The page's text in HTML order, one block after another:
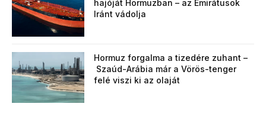
hajóját Hormuzban – az Emirátusok
Iránt vádolja
Hormuz forgalma a tizedére zuhant –
Szaúd-Arábia már a Vörös-tenger
felé viszi ki az olaját